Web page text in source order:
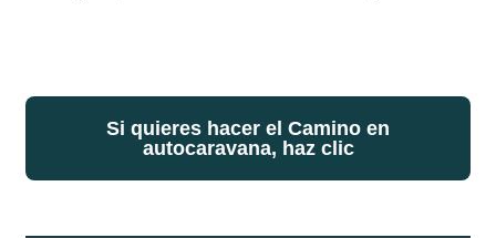
Si quieres hacer el Camino en
autocaravana, haz clic